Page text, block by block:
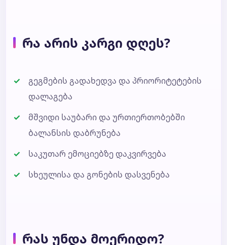
რა არის კარგი დღეს?
გეგმების გადახედვა და პრიორიტეტების
დალაგება
მშვიდი საუბარი და ურთიერთობებში
ბალანსის დაბრუნება
საკუთარ ემოციებზე დაკვირვება
სხეულისა და გონების დასვენება
რას უნდა მოერიდო?